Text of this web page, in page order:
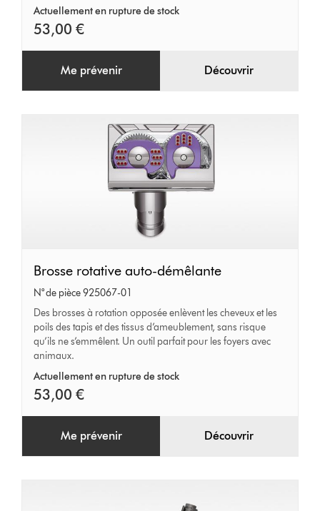
Actuellement en rupture de stock
53,00 €
Me prévenir Découvrir
Brosse
rotative
auto-
démêlante
Brosse rotative auto-démêlante
N° de pièce 925067-01
Des brosses à rotation opposée enlèvent les cheveux et les
poils des tapis et des tissus d’ameublement, sans risque
qu’ils ne s’emmêlent. Un outil parfait pour les foyers avec
animaux.
Actuellement en rupture de stock
53,00 €
Me prévenir Découvrir